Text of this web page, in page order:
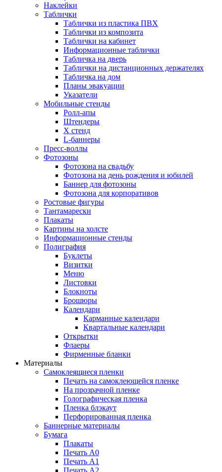
Наклейки
Таблички
Таблички из пластика ПВХ
Таблички из композита
Таблички на кабинет
Информационные таблички
Табличка на дверь
Таблички на дистанционных держателях
Табличка на дом
Планы эвакуации
Указатели
Мобильные стенды
Ролл-апы
Штендеры
Х стенд
L-баннеры
Пресс-воллы
Фотозоны
Фотозона на свадьбу
Фотозона на день рождения и юбилей
Баннер для фотозоны
Фотозона для корпоративов
Ростовые фигуры
Тантамарески
Плакаты
Картины на холсте
Информационные стенды
Полиграфия
Буклеты
Визитки
Меню
Листовки
Блокноты
Брошюры
Календари
Карманные календари
Квартальные календари
Открытки
Флаеры
Фирменные бланки
Материалы
Самоклеящиеся пленки
Печать на самоклеющейся пленке
На прозрачной пленке
Голографическая пленка
Пленка блэкаут
Перфорированная пленка
Баннерные материалы
Бумага
Плакаты
Печать А0
Печать А1
Печать А2